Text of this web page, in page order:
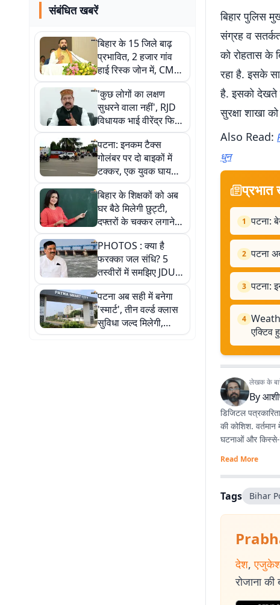
संबंधित खबरें
बिहार के 15 जिले बाढ़
प्रभावित, 2 हजार गांव
हाई रिस्क जोन में, CM
सम्राट ने नदियों को लेकर
बताया प्लान
'कुछ लोगों का लक्षण
सुधरने वाला नहीं', RJD
विधायक भाई वीरेंद्र फिर
भड़के, सरकार को भी
निशाने पर लिया
पटना: इनकम टैक्स
गोलंबर पर दो बाइकों में
टक्कर, एक युवक घायल,
पुलिस ने बचाई जान
बिहार के शिक्षकों को अब
घर बैठे मिलेगी छुट्टी,
दफ्तरों के चक्कर लगाने
की जरूरत नहीं, जानें पूरी
प्रक्रिया
PHOTOS : क्या है
फरक्का जल संधि? 5
तस्वीरों में समझिए JDU के
विरोध से लेकर बिहार पर
असर तक पूरी कहानी
पटना अब सही में बनेगा
'स्मार्ट', तीन वर्ल्ड क्लास
सुविधा जल्द मिलेगी,
जानिए पूरी डिटेल
बिहार पुलिस
संग्रह व
को रोहतास के
रहा है. इसके
है. इसको देखते
सुरक्षा शाखा
Also Read:
धुन
प्रभात
1 पटना:
2 पटना
3 पटना:
4
एक्टिव
लेखक के
By
डिजिटल
की कोशिश.
घटनाओं और किस्से-
Read More
Tags Bihar
देश,
रोजाना की